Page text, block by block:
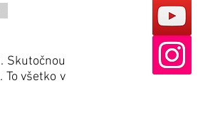
Skutočnou
všetko v